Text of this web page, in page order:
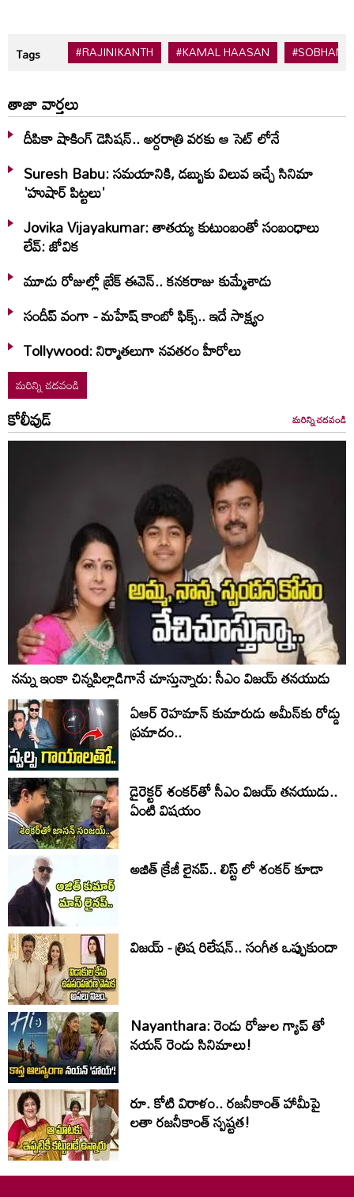
Tags #RAJINIKANTH #KAMAL HAASAN #SOBHAN
తాజా వార్తలు
దీపికా షాకింగ్ డెసిషన్.. అర్దరాత్రి వరకు ఆ సెట్ లోనే
Suresh Babu: సమయానికి, డబ్బుకు విలువ ఇచ్చే సినిమా
'హుషార్‌ పిట్టలు'
Jovika Vijayakumar: తాతయ్య కుటుంబంతో సంబంధాలు
లేవ్: జోవిక
మూడు రోజుల్లో బ్రేక్ ఈవెన్.. కనకరాజు కుమ్మేశాడు
సందీప్ వంగా - మహేష్ కాంబో ఫిక్స్.. ఇదే సాక్ష్యం
Tollywood: నిర్మాతలుగా నవతరం హీరోలు
మరిన్ని చదవండి
కోలీవుడ్ మరిన్ని చదవండి
నన్ను ఇంకా చిన్నపిల్లాడిగానే చూస్తున్నారు: సీఎం విజయ్ తనయుడు
ఏఆర్‌ రెహమాన్‌ కుమారుడు అమీన్‌కు రోడ్డు
ప్రమాదం..
డైరెక్టర్ శంకర్‌తో సీఎం విజయ్ తనయుడు..
ఏంటి విషయం
అజిత్ క్రేజీ లైనప్.. లిస్ట్ లో శంకర్ కూడా
విజయ్ - త్రిష రిలేషన్.. సంగీత ఒప్పుకుందా
Nayanthara: రెండు రోజుల గ్యాప్ తో
నయన్ రెండు సినిమాలు!
రూ. కోటి విరాళం.. రజనీకాంత్ హామీపై
లతా రజనీకాంత్ స్పష్టత!